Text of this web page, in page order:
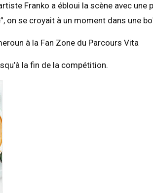
Franko a ébloui la scène avec
on se croyait à un moment dans une
à la Fan Zone du Parcours Vita
la fin de la compétition.